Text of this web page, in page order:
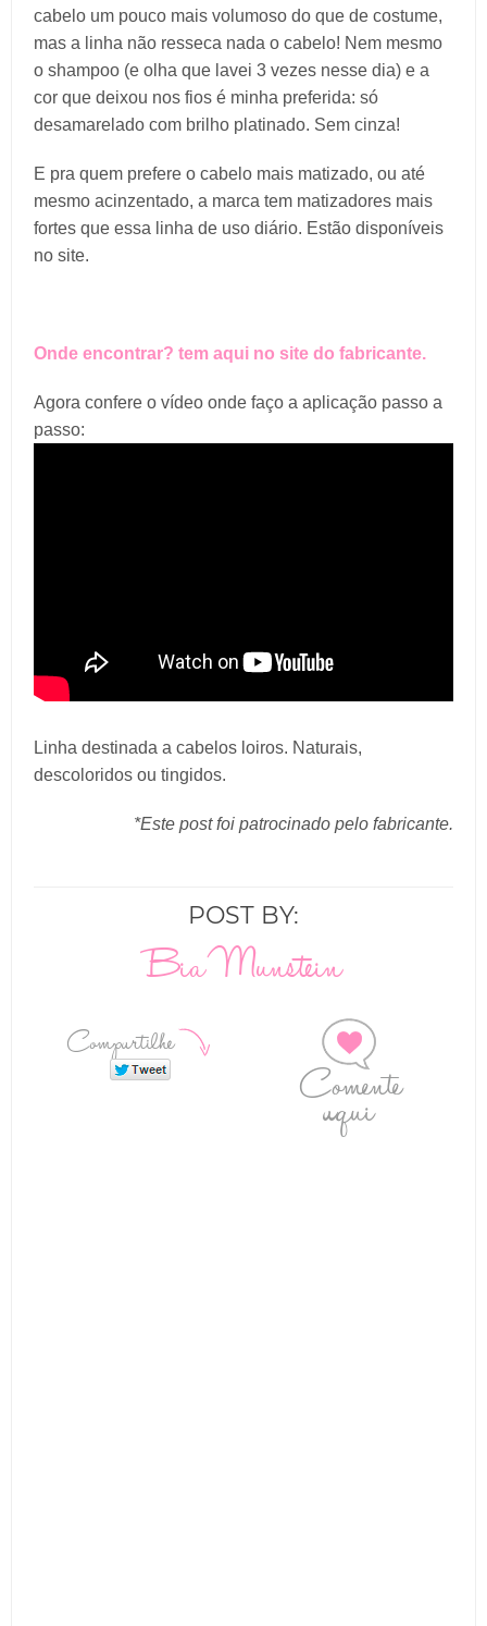
cabelo um pouco mais volumoso do que de costume,
mas a linha não resseca nada o cabelo! Nem mesmo
o shampoo (e olha que lavei 3 vezes nesse dia) e a
cor que deixou nos fios é minha preferida: só
desamarelado com brilho platinado. Sem cinza!
E pra quem prefere o cabelo mais matizado, ou até
mesmo acinzentado, a marca tem matizadores mais
fortes que essa linha de uso diário. Estão disponíveis
no site.
Onde encontrar? tem aqui no site do fabricante.
Agora confere o vídeo onde faço a aplicação passo a
passo:
Linha destinada a cabelos loiros. Naturais,
descoloridos ou tingidos.
*Este post foi patrocinado pelo fabricante.
POST BY:
Bia Munstein
Compartilhe
Comente
aqui